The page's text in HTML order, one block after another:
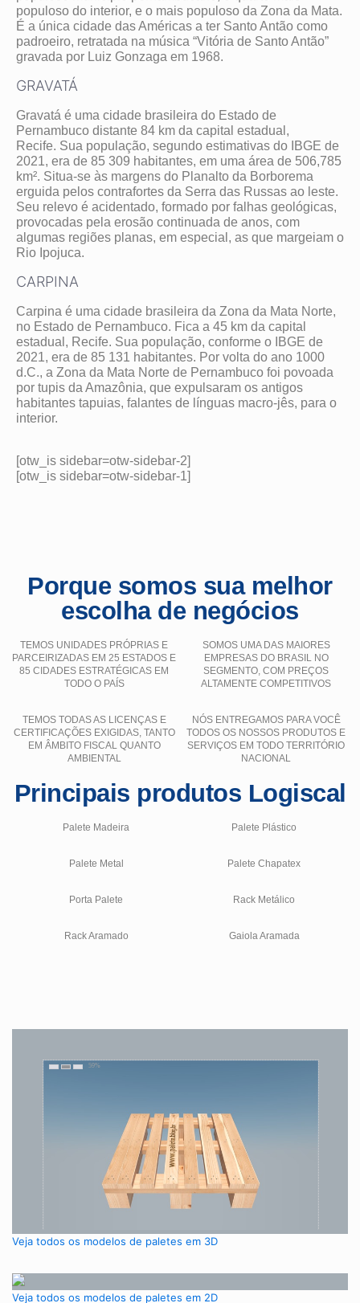
populoso do interior, e o mais populoso da Zona da Mata.
É a única cidade das Américas a ter Santo Antão como
padroeiro, retratada na música “Vitória de Santo Antão”
gravada por Luiz Gonzaga em 1968.
GRAVATÁ
Gravatá é uma cidade brasileira do Estado de
Pernambuco distante 84 km da capital estadual,
Recife. Sua população, segundo estimativas do IBGE de
2021, era de 85 309 habitantes, em uma área de 506,785
km². Situa-se às margens do Planalto da Borborema
erguida pelos contrafortes da Serra das Russas ao leste.
Seu relevo é acidentado, formado por falhas geológicas,
provocadas pela erosão continuada de anos, com
algumas regiões planas, em especial, as que margeiam o
Rio Ipojuca.
CARPINA
Carpina é uma cidade brasileira da Zona da Mata Norte,
no Estado de Pernambuco. Fica a 45 km da capital
estadual, Recife. Sua população, conforme o IBGE de
2021, era de 85 131 habitantes. Por volta do ano 1000
d.C., a Zona da Mata Norte de Pernambuco foi povoada
por tupis da Amazônia, que expulsaram os antigos
habitantes tapuias, falantes de línguas macro-jês, para o
interior.
[otw_is sidebar=otw-sidebar-2]
[otw_is sidebar=otw-sidebar-1]
Porque somos sua melhor
escolha de negócios
TEMOS UNIDADES PRÓPRIAS E
PARCEIRIZADAS EM 25 ESTADOS E
85 CIDADES ESTRATÉGICAS EM
TODO O PAÍS
SOMOS UMA DAS MAIORES
EMPRESAS DO BRASIL NO
SEGMENTO, COM PREÇOS
ALTAMENTE COMPETITIVOS
TEMOS TODAS AS LICENÇAS E
CERTIFICAÇÕES EXIGIDAS, TANTO
EM ÂMBITO FISCAL QUANTO
AMBIENTAL
NÓS ENTREGAMOS PARA VOCÊ
TODOS OS NOSSOS PRODUTOS E
SERVIÇOS EM TODO TERRITÓRIO
NACIONAL
Principais produtos Logiscal
Palete Madeira Palete Plástico
Palete Metal Palete Chapatex
Porta Palete Rack Metálico
Rack Aramado Gaiola Aramada
Veja todos os modelos de paletes em 3D
Veja todos os modelos de paletes em 2D